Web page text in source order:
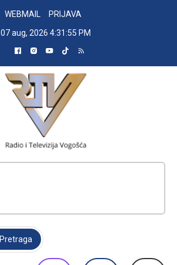
WEBMAIL
PRIJAVA
07 aug, 2026 4:31:56 PM